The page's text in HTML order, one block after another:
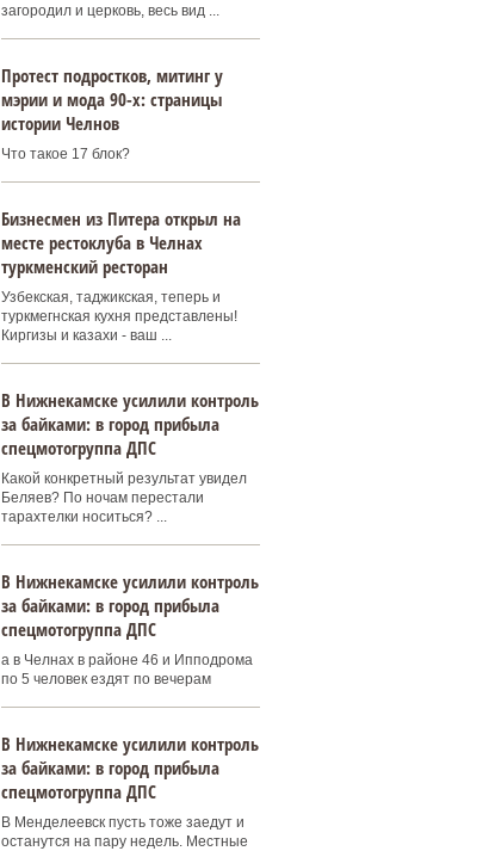
загородил и церковь, весь вид ...
Протест подростков, митинг у
мэрии и мода 90-х: страницы
истории Челнов
Что такое 17 блок?
Бизнесмен из Питера открыл на
месте рестоклуба в Челнах
туркменский ресторан
Узбекская, таджикская, теперь и
туркмегнская кухня представлены!
Киргизы и казахи - ваш ...
В Нижнекамске усилили контроль
за байками: в город прибыла
спецмотогруппа ДПС
Какой конкретный результат увидел
Беляев? По ночам перестали
тарахтелки носиться? ...
В Нижнекамске усилили контроль
за байками: в город прибыла
спецмотогруппа ДПС
а в Челнах в районе 46 и Ипподрома
по 5 человек ездят по вечерам
В Нижнекамске усилили контроль
за байками: в город прибыла
спецмотогруппа ДПС
В Менделеевск пусть тоже заедут и
останутся на пару недель. Местные